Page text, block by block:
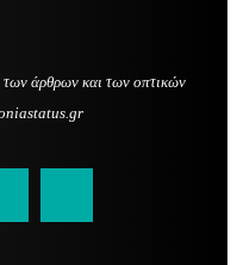
των άρθρων και των οπτικών